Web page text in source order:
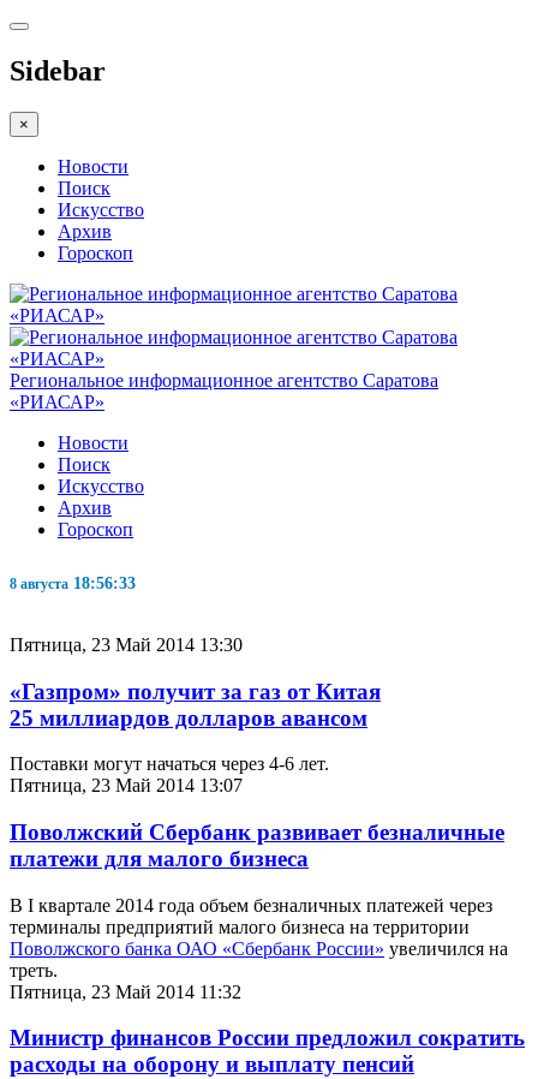
Sidebar
×
Новости
Поиск
Искусство
Архив
Гороскоп
Региональное информационное агентство Саратова
«РИАСАР»
Новости
Поиск
Искусство
Архив
Гороскоп
8 августа 18:56:33
Пятница, 23 Май 2014 13:30
«Газпром» получит за газ от Китая
25 миллиардов долларов авансом
Поставки могут начаться через 4-6 лет.
Пятница, 23 Май 2014 13:07
Поволжский Сбербанк развивает безналичные
платежи для малого бизнеса
В I квартале 2014 года объем безналичных платежей через
терминалы предприятий малого бизнеса на территории
Поволжского банка ОАО «Сбербанк России» увеличился на
треть.
Пятница, 23 Май 2014 11:32
Министр финансов России предложил сократить
расходы на оборону и выплату пенсий